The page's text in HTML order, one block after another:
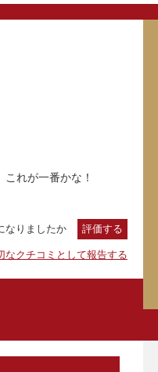
れが一番かな！
なりましたか 評価する
なクチコミとして報告する